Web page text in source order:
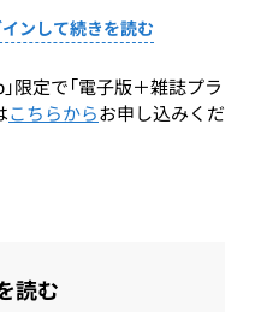
ンして続きを読む
限定で「電子版＋雑誌プラ
こちらからお申し込みくだ
読む